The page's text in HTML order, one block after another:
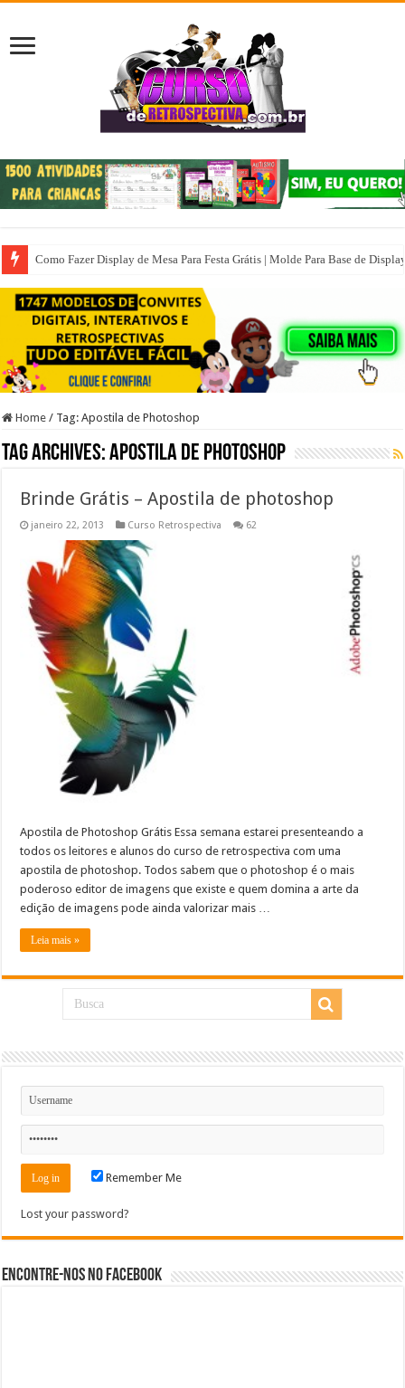
Como Fazer Display de Mesa Para Festa Grátis | Molde Para Base de
Home / Tag:Apostila de Photoshop
Tag Archives:Apostila de Photoshop
Brinde Grátis – Apostila de photoshop
janeiro 22, 2013 Curso Retrospectiva 62
Apostila de Photoshop Grátis Essa semana estarei presenteando a
todos os leitores e alunos do curso de retrospectiva com uma
apostila de photoshop. Todos sabem que o photoshop é o mais
poderoso editor de imagens que existe e quem domina a arte da
edição de imagens pode ainda valorizar mais …
Leia mais »
Remember Me
Lost your password?
Encontre-nos no Facebook